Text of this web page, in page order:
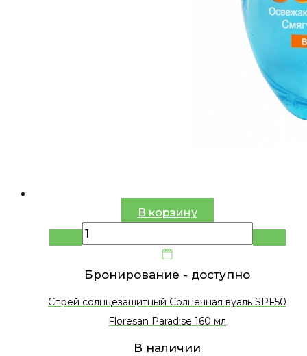
В корзину
Бронирование - доступно
Спрей солнцезащитный Солнечная вуаль SPF50
Floresan Paradise 160 мл
В наличии